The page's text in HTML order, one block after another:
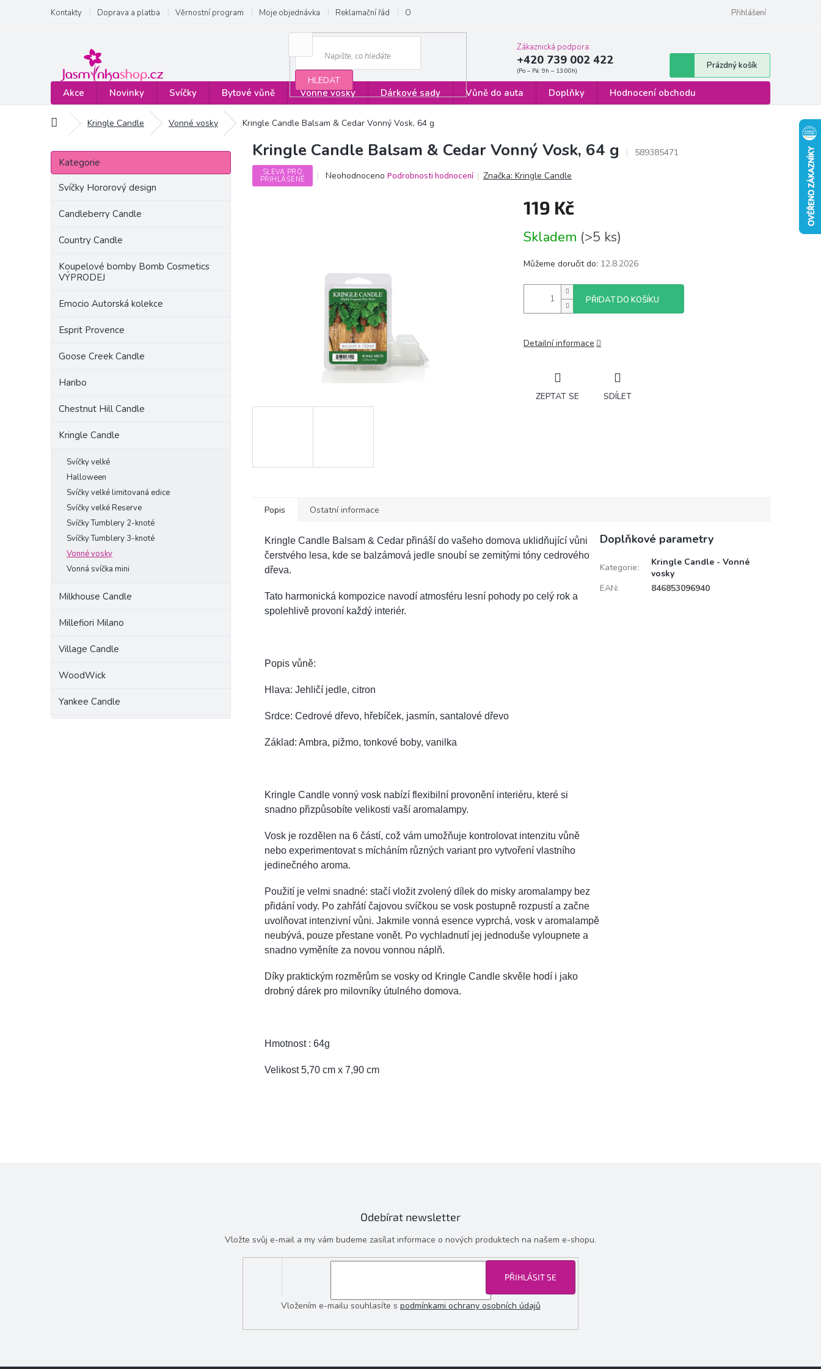
obsah
Kontakty Doprava a platba Věrnostní program Moje objednávka Reklamační řád Obchodní podmínky Formulář pro odstoupení od smlouvy
Přihlášení
HLEDAT
Zákaznická podpora:
+420 739 002 422
Nákupní
košík
Prázdný košík
Akce Novinky Svíčky Bytové vůně Vonné vosky Dárkové sady Vůně do auta Doplňky Hodnocení obchodu
Domů Kringle Candle Vonné vosky Kringle Candle Balsam & Cedar Vonný Vosk, 64 g
P
s
Přeskočit
kategorie
Kategorie
Svíčky Hororový design
Candleberry Candle
Country Candle
Koupelové bomby Bomb Cosmetics
VÝPRODEJ
Emocio Autorská kolekce
Esprit Provence
Goose Creek Candle
Haribo
Chestnut Hill Candle
Kringle Candle
Svíčky velké
Halloween
Svíčky velké limitovaná edice
Svíčky velké Reserve
Svíčky Tumblery 2-knoté
Svíčky Tumblery 3-knoté
Vonné vosky
Vonná svíčka mini
Milkhouse Candle
Millefiori Milano
Village Candle
WoodWick
Yankee Candle
Kringle Candle Balsam & Cedar Vonný Vosk, 64 g 589385471
SLEVA PRO
PŘIHLÁŠENÉ
Průměrné
Neohodnoceno Podrobnosti hodnocení Značka:Kringle Candle
119 Kč
cena:
Skladem (>5 ks)
Můžeme doručit do: 12.8.2026
PŘIDAT DO KOŠÍKU
Detailní informace
ZEPTAT SE SDÍLET
Popis Ostatní informace
Kringle Candle Balsam & Cedar přináší do vašeho domova uklidňující vůni
čerstvého lesa, kde se balzámová jedle snoubí se zemitými tóny cedrového
dřeva.
Tato harmonická kompozice navodí atmosféru lesní pohody po celý rok a
spolehlivě provoní každý interiér.
Popis vůně:
Hlava: Jehličí jedle, citron
Srdce: Cedrové dřevo, hřebíček, jasmín, santalové dřevo
Základ: Ambra, pižmo, tonkové boby, vanilka
Kringle Candle vonný vosk nabízí flexibilní provonění interiéru, které si
snadno přizpůsobíte velikosti vaší aromalampy.
Vosk je rozdělen na 6 částí, což vám umožňuje kontrolovat intenzitu vůně
nebo experimentovat s mícháním různých variant pro vytvoření vlastního
jedinečného aroma.
Použití je velmi snadné: stačí vložit zvolený dílek do misky aromalampy bez
přidání vody. Po zahřátí čajovou svíčkou se vosk postupně rozpustí a začne
uvolňovat intenzivní vůni. Jakmile vonná esence vyprchá, vosk v aromalampě
neubývá, pouze přestane vonět. Po vychladnutí jej jednoduše vyloupnete a
snadno vyměníte za novou vonnou náplň.
Díky praktickým rozměrům se vosky od Kringle Candle skvěle hodí i jako
drobný dárek pro milovníky útulného domova.
Hmotnost : 64g
Velikost 5,70 cm x 7,90 cm
Doplňkové parametry
Kategorie:
Kringle Candle - Vonné
vosky
EAN: 846853096940
Odebírat newsletter
Vložte svůj e-mail a my vám budeme zasílat informace o nových produktech na našem e-shopu.
Vložením e-mailu souhlasíte s podmínkami ochrany osobních údajů
PŘIHLÁSIT SE